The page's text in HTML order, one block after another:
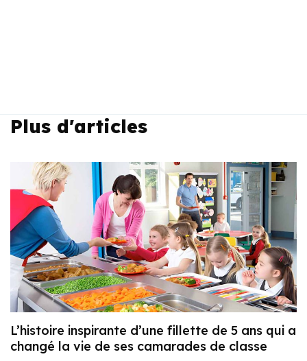
Plus d'articles
L’histoire inspirante d’une fillette de 5 ans qui a
changé la vie de ses camarades de classe